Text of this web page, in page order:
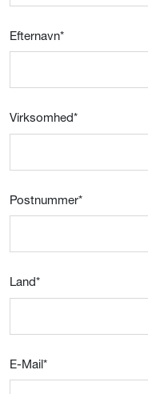
Efternavn*
Virksomhed*
Postnummer*
Land*
E-Mail*